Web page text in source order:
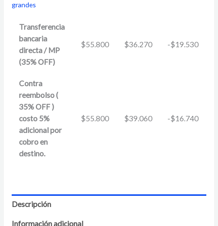
grandes
Transferencia
bancaria
directa / MP
(35% OFF)
$55.800 $36.270 -$19.530
Contra
reembolso (
35% OFF )
costo 5%
adicional por
cobro en
destino.
$55.800 $39.060 -$16.740
Descripción
Información adicional